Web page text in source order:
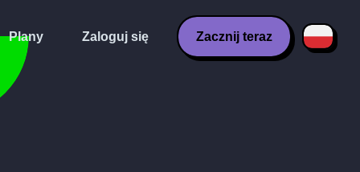
Plany Zaloguj się Zacznij teraz